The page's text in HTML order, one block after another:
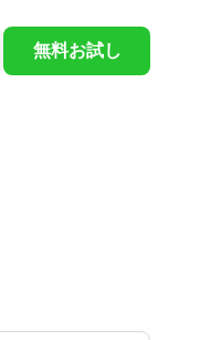
無料お試し